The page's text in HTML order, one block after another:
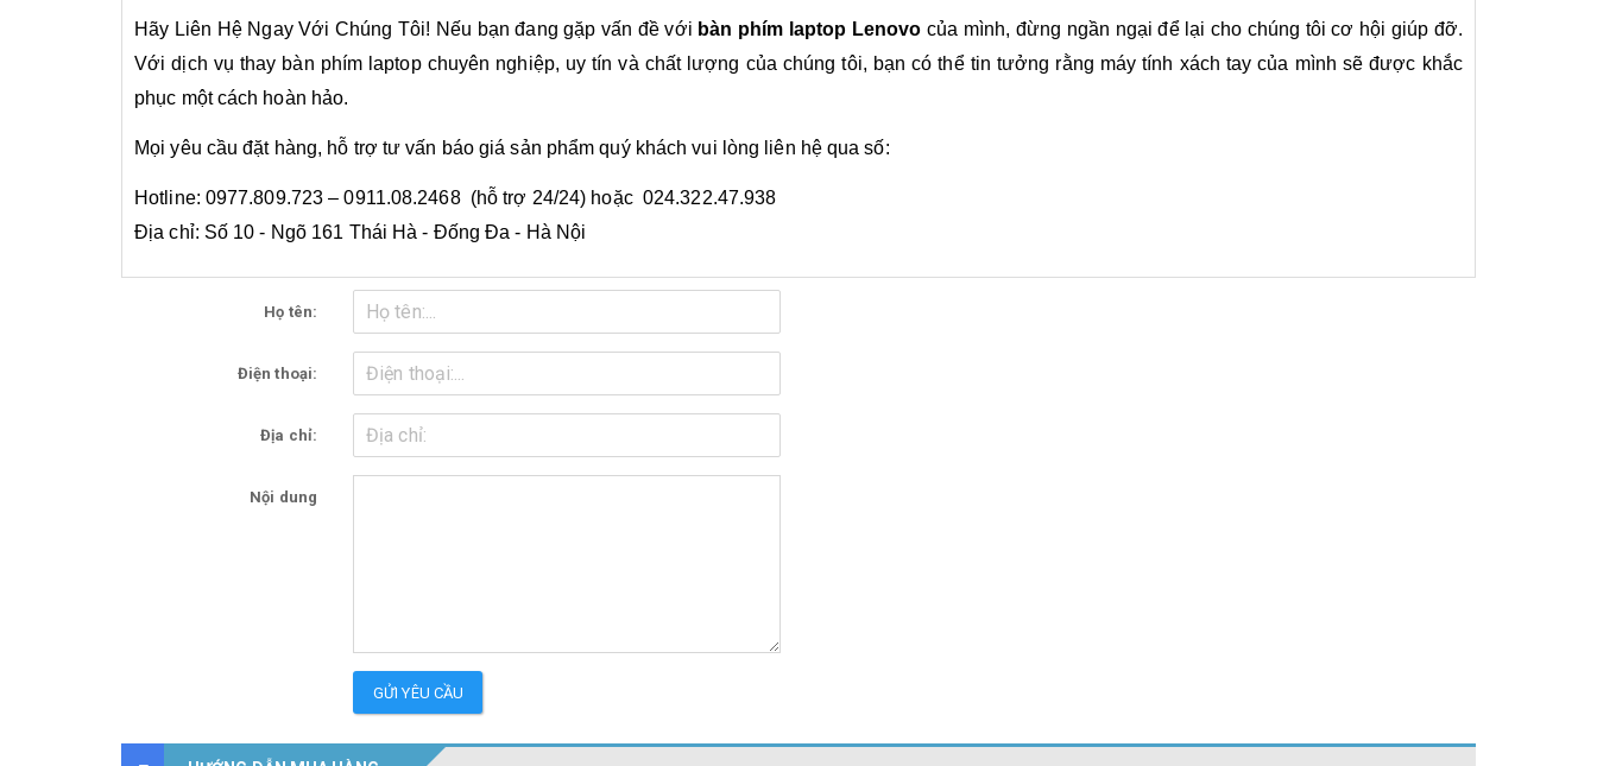
Hãy Liên Hệ Ngay Với Chúng Tôi! Nếu bạn đang gặp vấn đề với bàn phím laptop Lenovo của mình, đừng ngần ngại để lại cho chúng tôi cơ hội giúp đỡ.
Với dịch vụ thay bàn phím laptop chuyên nghiệp, uy tín và chất lượng của chúng tôi, bạn có thể tin tưởng rằng máy tính xách tay của mình sẽ được khắc
phục một cách hoàn hảo.
Mọi yêu cầu đặt hàng, hỗ trợ tư vấn báo giá sản phẩm quý khách vui lòng liên hệ qua số:
Hotline: 0977.809.723 – 0911.08.2468 (hỗ trợ 24/24) hoặc 024.322.47.938
Địa chỉ: Số 10 - Ngõ 161 Thái Hà - Đống Đa - Hà Nội
Họ tên:
Điện thoại:
Địa chỉ:
Nội dung
GỬI YÊU CẦU